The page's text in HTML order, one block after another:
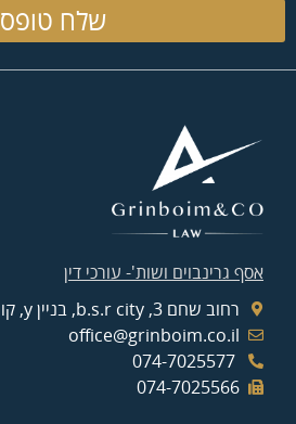
שלח טופס
אסף גרינבוים ושות'- עורכי דין
רחוב שחם 3, b.s.r city, בניין y, קומה 23, פתח תקווה.
office@grinboim.co.il
074-7025577
074-7025566